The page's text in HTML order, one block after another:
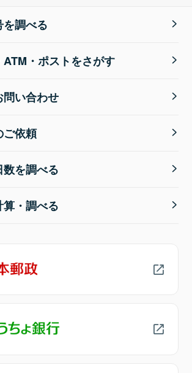
調べる
ATM・ポストをさがす
問い合わせ
ご依頼
数を調べる
・調べる